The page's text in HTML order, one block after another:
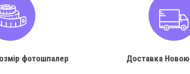
фотошпалер Доставка